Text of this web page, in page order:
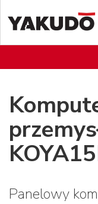
Panelowy